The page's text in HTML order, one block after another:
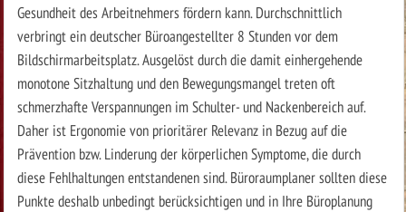
Gesundheit des Arbeitnehmers fördern kann. Durchschnittlich
verbringt ein deutscher Büroangestellter 8 Stunden vor dem
Bildschirmarbeitsplatz. Ausgelöst durch die damit einhergehende
monotone Sitzhaltung und den Bewegungsmangel treten oft
schmerzhafte Verspannungen im Schulter- und Nackenbereich auf.
Daher ist Ergonomie von prioritärer Relevanz in Bezug auf die
Prävention bzw. Linderung der körperlichen Symptome, die durch
diese Fehlhaltungen entstandenen sind. Büroraumplaner sollten diese
Punkte deshalb unbedingt berücksichtigen und in Ihre Büroplanung